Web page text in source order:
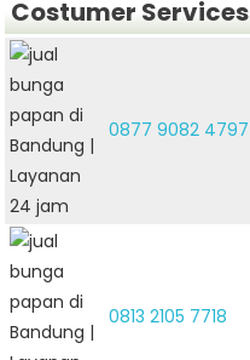
Costumer Services
0877 9082 4797
0813 2105 7718